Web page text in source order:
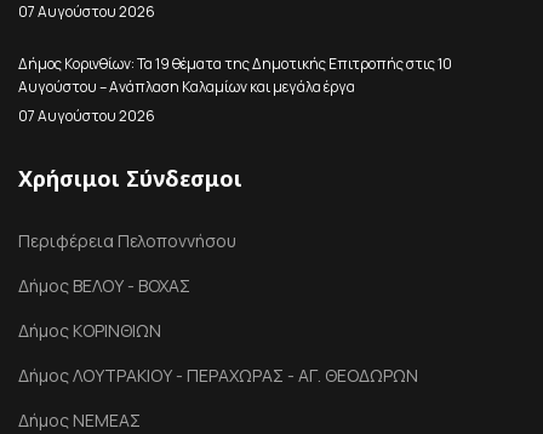
07 Αυγούστου 2026
Δήμος Κορινθίων: Τα 19 θέματα της Δημοτικής Επιτροπής στις 10
Αυγούστου – Ανάπλαση Καλαμίων και μεγάλα έργα
07 Αυγούστου 2026
Χρήσιμοι Σύνδεσμοι
Περιφέρεια Πελοποννήσου
Δήμος ΒΕΛΟΥ - ΒΟΧΑΣ
Δήμος ΚΟΡΙΝΘΙΩΝ
Δήμος ΛΟΥΤΡΑΚΙΟΥ - ΠΕΡΑΧΩΡΑΣ - ΑΓ. ΘΕΟΔΩΡΩΝ
Δήμος ΝΕΜΕΑΣ